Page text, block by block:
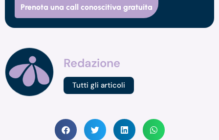
Prenota una call conoscitiva gratuita
Redazione
Tutti gli articoli